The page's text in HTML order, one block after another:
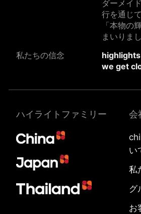
ダーメイ
行を通じ
「本物の
まいりまし
私たちの信念
we get
ハイライトファミリー 会
い
私
グ
お